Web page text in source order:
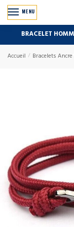
MENU
BRACELET
Accueil / Bracelets